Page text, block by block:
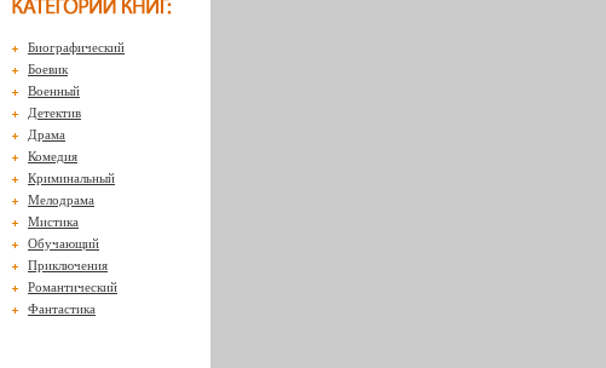
Биографический
Боевик
Военный
Детектив
Драма
Комедия
Криминальный
Мелодрама
Мистика
Обучающий
Приключения
Романтический
Фантастика